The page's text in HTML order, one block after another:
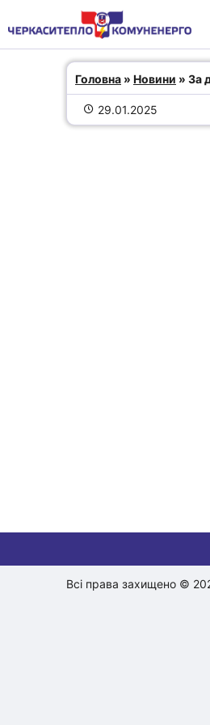
За деякими
призупинено
Головна » Новини » За
29.01.2025
Всі права захищено ©